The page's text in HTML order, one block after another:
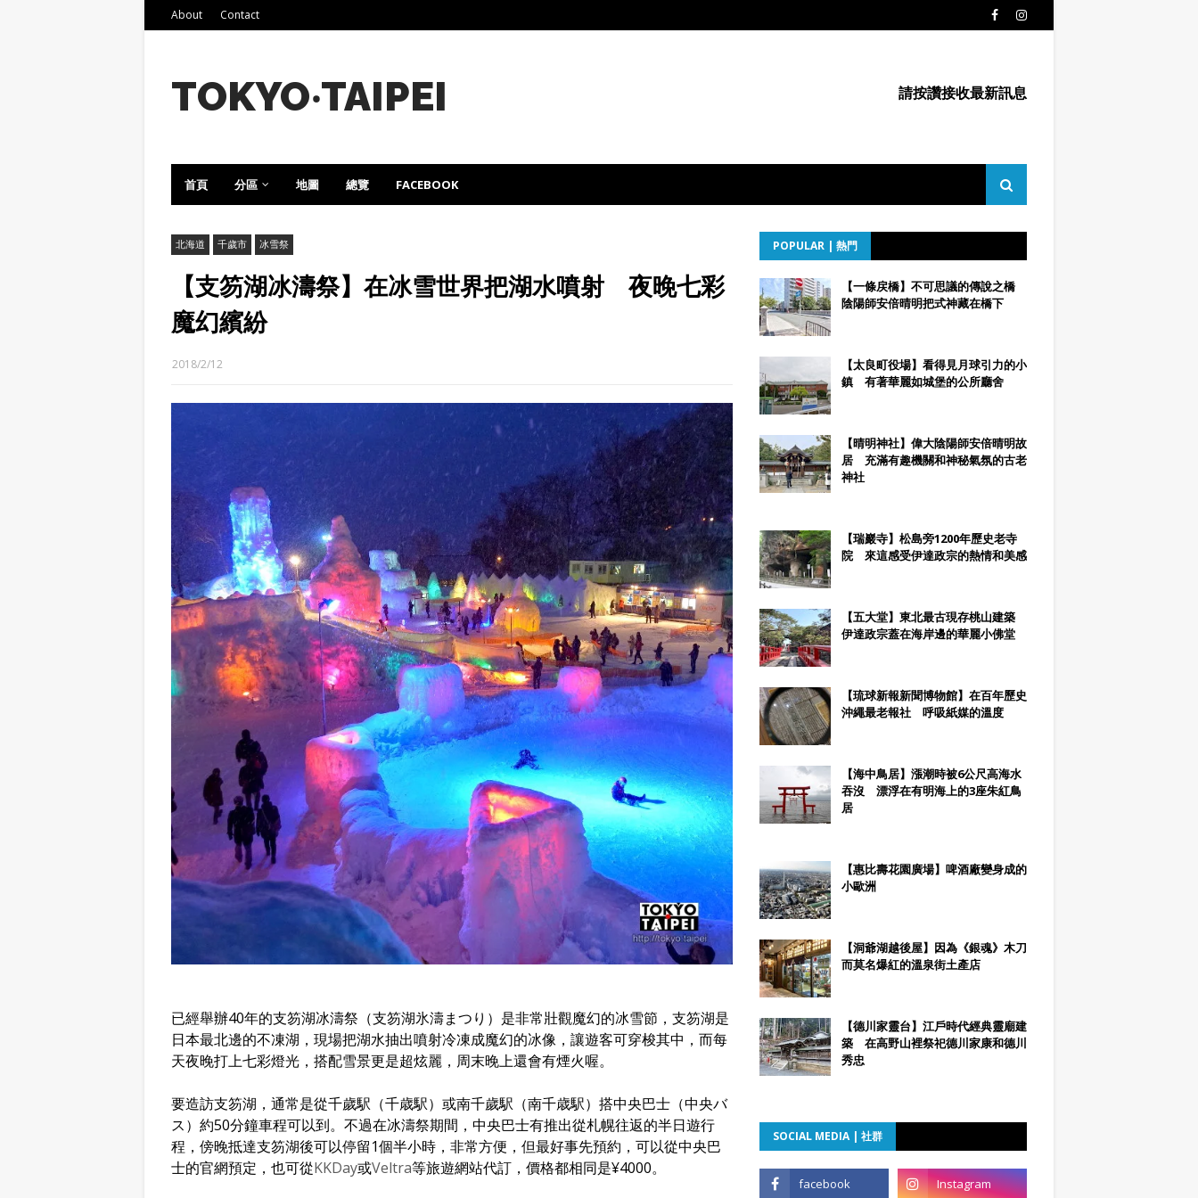
About Contact
TOKYO‧TAIPEI 請按讚接收最新訊息
首頁 分區 地圖 總覽 FACEBOOK
北海道 千歲市 冰雪祭
【支笏湖冰濤祭】在冰雪世界把湖水噴射 夜晚七彩
魔幻繽紛
2018/2/12
已經舉辦40年的支笏湖冰濤祭（支笏湖氷濤まつり）是非常壯觀魔幻的冰雪節，支笏湖是
日本最北邊的不凍湖，現場把湖水抽出噴射冷凍成魔幻的冰像，讓遊客可穿梭其中，而每
天夜晚打上七彩燈光，搭配雪景更是超炫麗，周末晚上還會有煙火喔。
要造訪支笏湖，通常是從千歲駅（千歳駅）或南千歲駅（南千歳駅）搭中央巴士（中央バ
ス）約50分鐘車程可以到。不過在冰濤祭期間，中央巴士有推出從札幌往返的半日遊行
程，傍晚抵達支笏湖後可以停留1個半小時，非常方便，但最好事先預約，可以從中央巴
士的官網預定，也可從KKDay或Veltra等旅遊網站代訂，價格都相同是¥4000。
POPULAR | 熱門
【一條戻橋】不可思議的傳說之橋
陰陽師安倍晴明把式神藏在橋下
【太良町役場】看得見月球引力的小
鎮 有著華麗如城堡的公所廳舍
【晴明神社】偉大陰陽師安倍晴明故
居 充滿有趣機關和神秘氣氛的古老
神社
【瑞巖寺】松島旁1200年歷史老寺
院 來這感受伊達政宗的熱情和美感
【五大堂】東北最古現存桃山建築
伊達政宗蓋在海岸邊的華麗小佛堂
【琉球新報新聞博物館】在百年歷史
沖繩最老報社 呼吸紙媒的溫度
【海中鳥居】漲潮時被6公尺高海水
吞沒 漂浮在有明海上的3座朱紅鳥
居
【惠比壽花園廣場】啤酒廠變身成的
小歐洲
【洞爺湖越後屋】因為《銀魂》木刀
而莫名爆紅的溫泉街土產店
【德川家靈台】江戶時代經典靈廟建
築 在高野山裡祭祀德川家康和德川
秀忠
SOCIAL MEDIA | 社群